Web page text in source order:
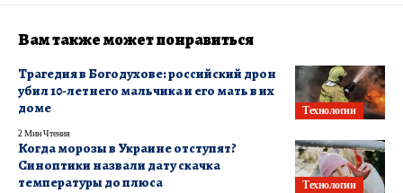
Вам также может понравиться
Технологии
Трагедия в Богодухове: российский дрон
убил 10-летнего мальчика и его мать в их
доме
2 Мин Чтения
Технологии
Когда морозы в Украине отступят?
Синоптики назвали дату скачка
температуры до плюса